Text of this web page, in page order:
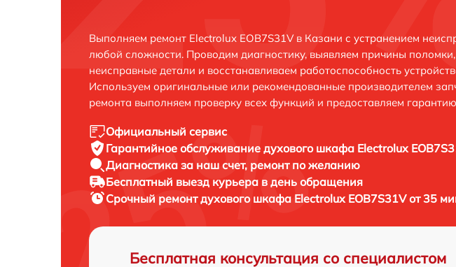
Выполняем ремонт Electrolux EOB7S31V в Казани с устранением
любой сложности. Проводим диагностику, выявляем причины
неисправные детали и восстанавливаем работоспособность
Используем оригинальные или рекомендованные производителем
ремонта выполняем проверку всех функций и предоставляем
Официальный сервис
Гарантийное обслуживание духового шкафа Electrolux
Диагностика за наш счет, ремонт по желанию
Бесплатный выезд курьера в день обращения
Срочный ремонтдухового шкафа Electrolux EOB7S31V от 35
Бесплатная консультация со специалистом